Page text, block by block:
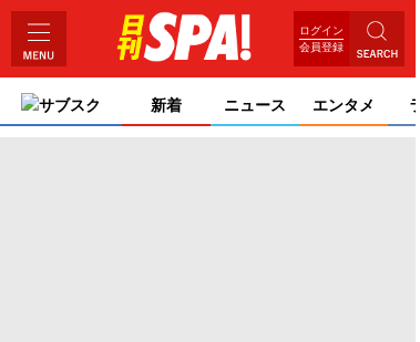
ログイン
会員登録
サブスク 新着 ニュース エンタメ